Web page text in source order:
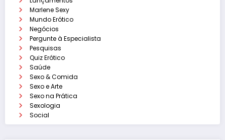
Marlene Sexy
Mundo Erótico
Negócios
Pergunte à Especialista
Pesquisas
Quiz Erótico
Saúde
Sexo & Comida
Sexo e Arte
Sexo na Prática
Sexologia
Social